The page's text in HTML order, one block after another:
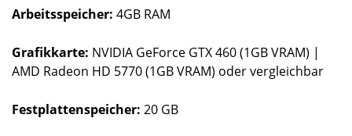
Arbeitsspeicher: 4GB RAM
Grafikkarte: NVIDIA GeForce GTX 460 (1GB VRAM) |
AMD Radeon HD 5770 (1GB VRAM) oder vergleichbar
Festplattenspeicher: 20 GB